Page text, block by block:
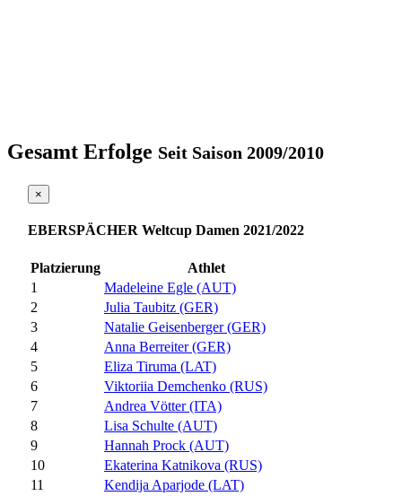
Gesamt Erfolge Seit Saison 2009/2010
×
EBERSPÄCHER Weltcup Damen 2021/2022
Platzierung
Athlet
1
Madeleine Egle (AUT)
2
Julia Taubitz (GER)
3
Natalie Geisenberger (GER)
4
Anna Berreiter (GER)
5
Eliza Tiruma (LAT)
6
Viktoriia Demchenko (RUS)
7
Andrea Vötter (ITA)
8
Lisa Schulte (AUT)
9
Hannah Prock (AUT)
10
Ekaterina Katnikova (RUS)
11
Kendija Aparjode (LAT)